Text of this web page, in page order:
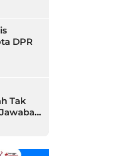
DPR
Tak